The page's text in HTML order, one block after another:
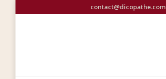
contact@dicopathe.com